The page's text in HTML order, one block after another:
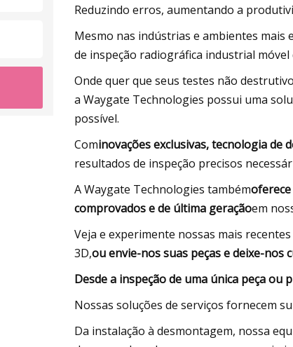
Reduzindo erros, aumentando a
Mesmo nas indústrias e ambientes mais
de inspeção radiográfica industrial
Onde quer que seus testes não
a Waygate Technologies possui uma
possível.
Cominovações exclusivas, tecnologia de
resultados de inspeção precisos
A Waygate Technologies também
comprovados e de última geraçãoem
Veja e experimente nossas mais
3D,ou envie-nos suas peças e deixe-nos
Desde a inspeção de uma única peça
Nossas soluções de serviços fornecem
Da instalação à desmontagem, nossa